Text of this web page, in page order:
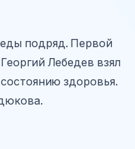
подряд. Первой
Лебедев взял
здоровья.